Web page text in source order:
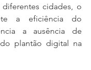
cidades, o
a eficiência do
a ausência de
plantão digital na